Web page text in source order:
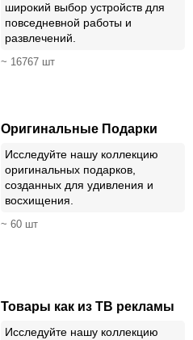
широкий выбор устройств для
повседневной работы и
развлечений.
~ 16767 шт
Оригинальные Подарки
Исследуйте нашу коллекцию
оригинальных подарков,
созданных для удивления и
восхищения.
~ 60 шт
Товары как из ТВ рекламы
Исследуйте нашу коллекцию